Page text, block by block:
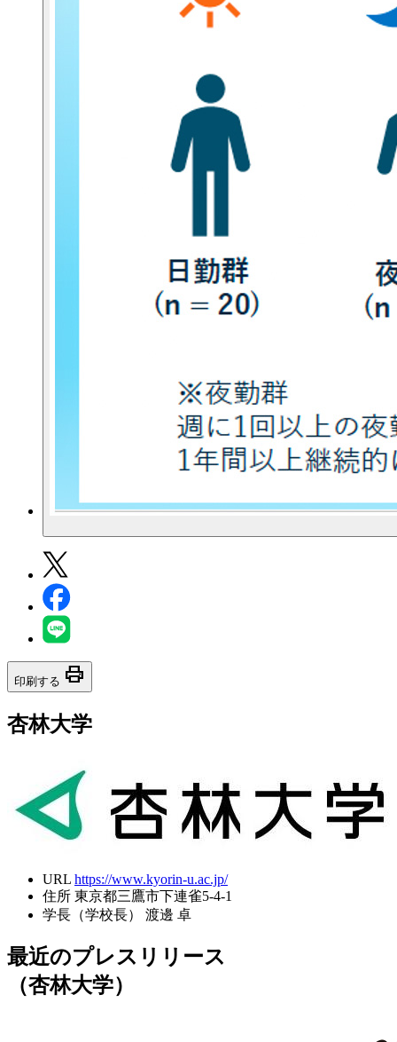
印刷する print
杏林大学
URL https://www.kyorin-u.ac.jp/
住所 東京都三鷹市下連雀5-4-1
学長（学校長）
渡邊 卓
最近のプレスリリース
（杏林大学）